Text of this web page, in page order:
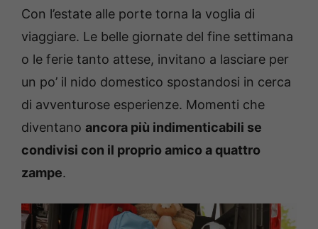
Con l’estate alle porte torna la voglia di
viaggiare. Le belle giornate del fine settimana
o le ferie tanto attese, invitano a lasciare per
un po’ il nido domestico spostandosi in cerca
di avventurose esperienze. Momenti che
diventano ancora più indimenticabili se
condivisi con il proprio amico a quattro
zampe.